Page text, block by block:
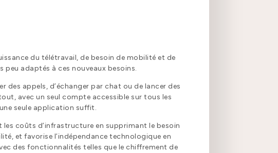
du télétravail, de besoin de mobilité et de
adaptés à ces nouveaux besoins.
des appels, d’échanger par chat ou de lancer des
avec un seul compte accessible sur tous les
seule application suffit.
coûts d’infrastructure en supprimant le besoin
et favorise l’indépendance technologique en
des fonctionnalités telles que le chiffrement de